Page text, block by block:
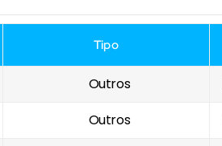
Tipo
Outros
Outros